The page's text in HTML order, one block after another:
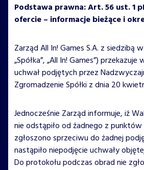
Podstawa prawna: Art. 56 ust. 1
ofercie – informacje bieżące i
Zarząd All In! Games S.A. z siedzibą
„Spółka”, „All In! Games”)
uchwał podjętych przez
Zgromadzenie Spółki z dnia 20
Jednocześnie Zarząd informuje, iż
nie odstąpiło od żadnego z
zgłoszono sprzeciwu do żadnej
nastąpiło niepodjęcie uchwały
Do protokołu podczas obrad nie